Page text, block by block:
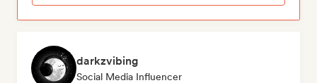
darkzvibing
Social Media Influencer